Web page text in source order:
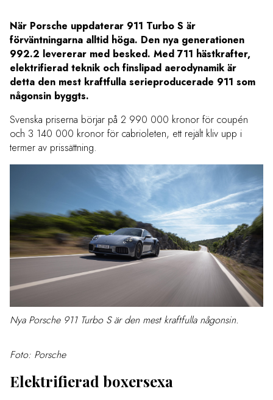
När Porsche uppdaterar 911 Turbo S är
förväntningarna alltid höga. Den nya generationen
992.2 levererar med besked. Med 711 hästkrafter,
elektrifierad teknik och finslipad aerodynamik är
detta den mest kraftfulla serieproducerade 911 som
någonsin byggts.
Svenska priserna börjar på 2 990 000 kronor för coupén
och 3 140 000 kronor för cabrioleten, ett rejält kliv upp i
termer av prissättning.
Nya Porsche 911 Turbo S är den mest kraftfulla någonsin.
Foto: Porsche
Elektrifierad boxersexa